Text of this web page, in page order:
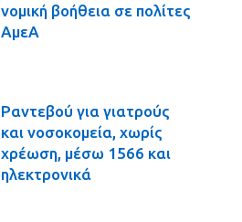
νομική βοήθεια σε πολίτες
ΑμεΑ
Ραντεβού για γιατρούς
και νοσοκομεία, χωρίς
χρέωση, μέσω 1566 και
ηλεκτρονικά